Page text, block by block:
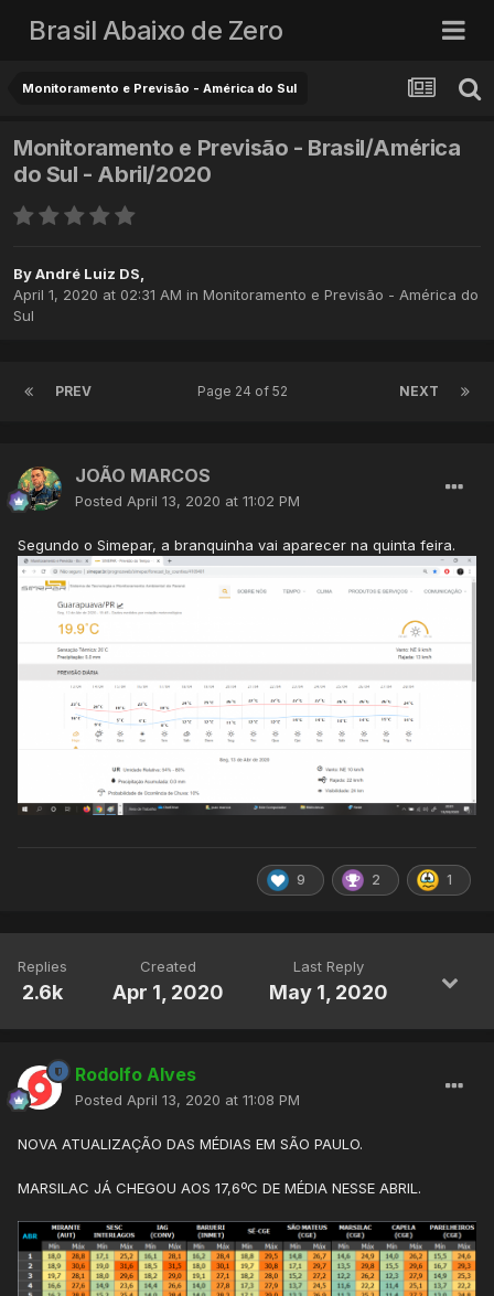
Brasil Abaixo de Zero
Monitoramento e Previsão - América do Sul
Monitoramento e Previsão - Brasil/América
do Sul - Abril/2020
ByAndré Luiz DS,
April 1, 2020 at 02:31 AM in Monitoramento e Previsão - América do
Sul
PREV NEXT
Page 24 of 52
JOÃO MARCOS
Posted April 13, 2020 at 11:02 PM
Segundo o Simepar, a branquinha vai aparecer na quinta feira.
9 2 1
Replies
2.6k
Created
Apr 1, 2020
Last Reply
May 1, 2020
Rodolfo Alves
Posted April 13, 2020 at 11:08 PM
NOVA ATUALIZAÇÃO DAS MÉDIAS EM SÃO PAULO.
MARSILAC JÁ CHEGOU AOS 17,6ºC DE MÉDIA NESSE ABRIL.